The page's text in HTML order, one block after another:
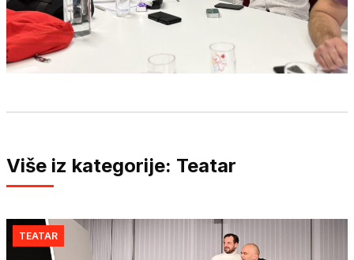
Više iz kategorije: Teatar
TEATAR